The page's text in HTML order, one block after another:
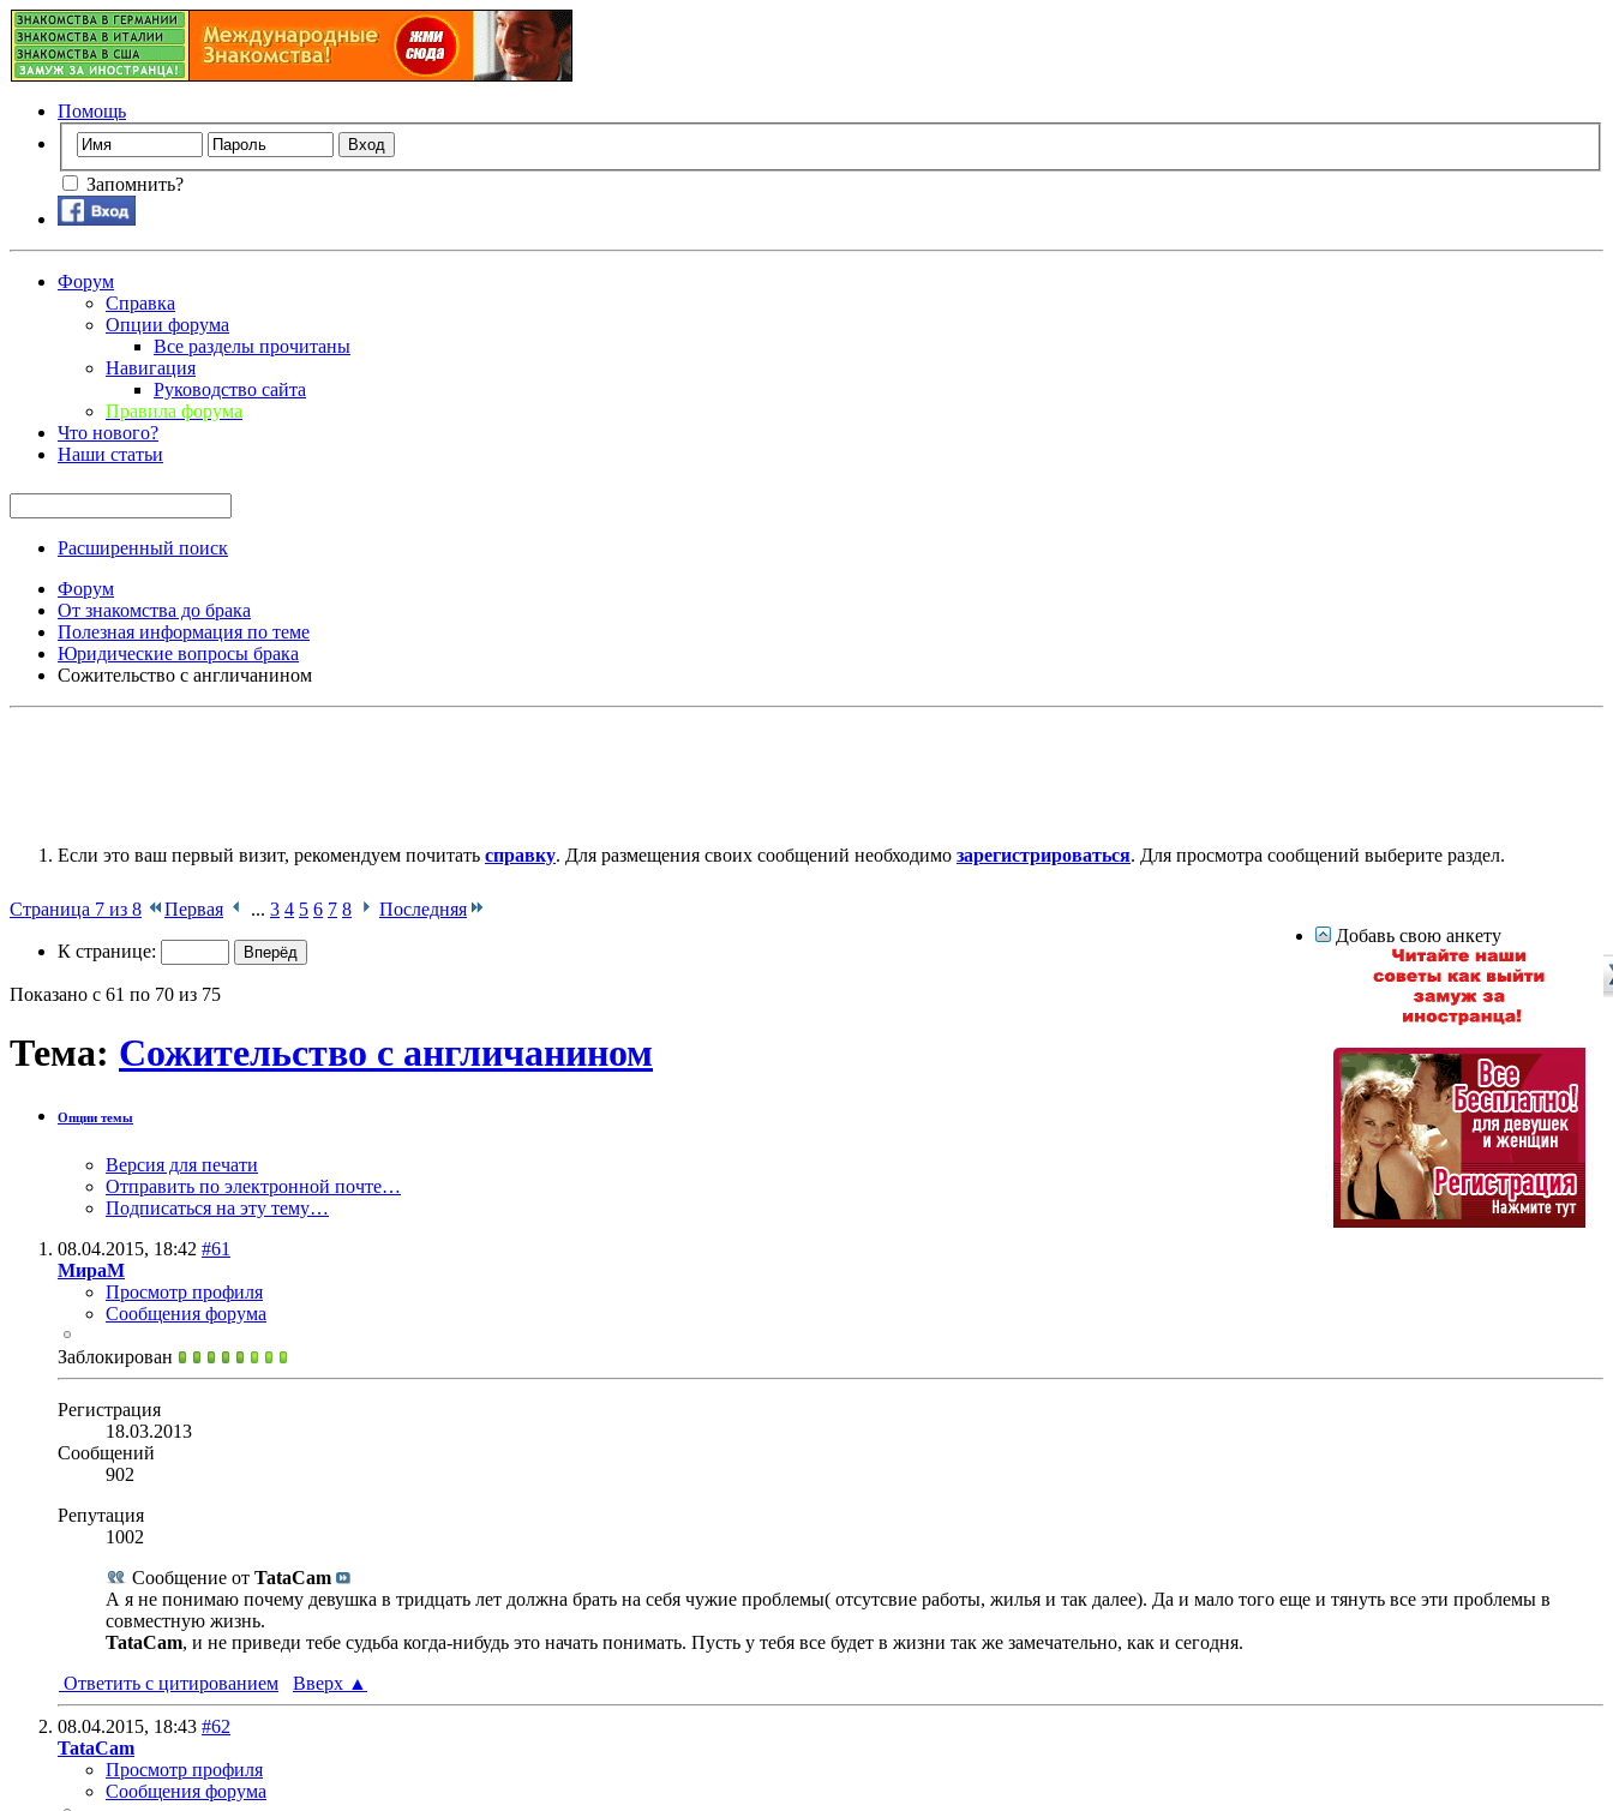
Помощь
Запомнить?
Форум
Справка
Опции форума
Все разделы прочитаны
Навигация
Руководство сайта
Правила форума
Что нового?
Наши статьи
Расширенный поиск
Форум
От знакомства до брака
Полезная информация по теме
Юридические вопросы брака
Сожительство с англичанином
Если это ваш первый визит, рекомендуем почитать справку. Для размещения своих сообщений необходимо зарегистрироваться. Для просмотра сообщений выберите раздел.
Страница 7 из 8 Первая ... 3 4 5 6 7 8 Последняя
К странице:
Показано с 61 по 70 из 75
Тема: Сожительство с англичанином
Опции темы
Версия для печати
Отправить по электронной почте…
Подписаться на эту тему…
08.04.2015, 18:42 #61
МираМ
Просмотр профиля
Сообщения форума
Заблокирован
Регистрация
18.03.2013
Сообщений
902
Репутация
1002
Сообщение от TataCam
А я не понимаю почему девушка в тридцать лет должна брать на себя чужие проблемы( отсутсвие работы, жилья и так далее). Да и мало того еще и тянуть все эти проблемы в
совместную жизнь.
TataCam, и не приведи тебе судьба когда-нибудь это начать понимать. Пусть у тебя все будет в жизни так же замечательно, как и сегодня.
Ответить с цитированием
Вверх ▲
08.04.2015, 18:43 #62
TataCam
Просмотр профиля
Сообщения форума
Добавь свою анкету